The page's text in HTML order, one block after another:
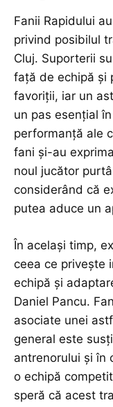
Fanii Rapidului
privind posibilul
Cluj. Suporterii
față de echipă și
favoriții, iar un
un pas esențial
performanță ale
fani și-au
noul jucător
considerând că
putea aduce un
În același timp,
ceea ce privește
echipă și
Daniel Pancu.
asociate unei
general este
antrenorului și în
o echipă
speră că acest